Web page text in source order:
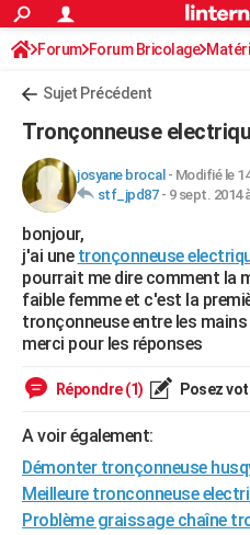
ACTUALITÉS
Politique
Société
Faits Divers
Education
Monde
Villes
+
FINANCE
Retraite
Impôts
Epargne
Immobilier
Risques naturels par ville
Banque
Assurance
Crédit
AUTO
Essais
Réserver un essai
Citadines
Berlines
SUV
Forum auto
+HIGH-TECH
Mobiles
Meilleur smartphone
Internet
Ordinateurs
Jeux vidéo
Guide high-tech
+BRICOLAGE
Forum
Aménagement intérieur
Extérieur
Cuisine
Salle de bains
Jardinage
Rangement
WEEK-END
Guides de France
Escapades
Patrimoine
Expositions
Musées
Week-end nature
LIFESTYLE
SANTE
Alimentation
Guide de la santé
Maladies
Médicaments
Sommeil
VOYAGE
Destinations
City break
Voyage nature
Voyage de noces
Forum
Climat
+PHOTO
Forum Forum Bricolage
Sujet Précédent
Tronçonneuse
josyane brocal - Modifié le
stf_jpd87- 9 sept. 2014
bonjour,
j'ai une tronçonneuse
pourrait me dire comment la
faible femme et c'est la
tronçonneuse entre les mains
merci pour les réponses
Répondre (1) Posez
A voir également:
Démonter tronçonneuse
Meilleure tronconneuse
Problème graissage chaîne